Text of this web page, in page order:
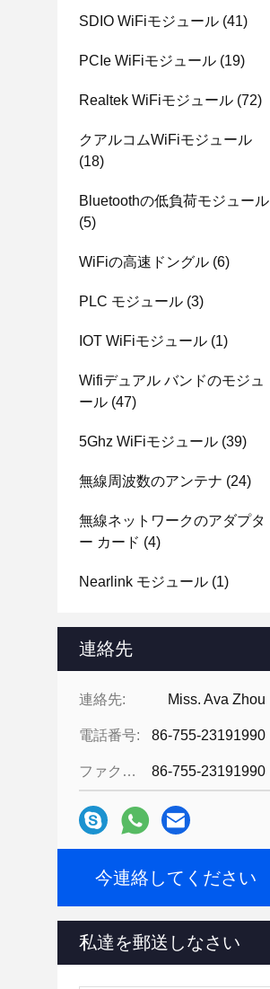
SDIO WiFiモジュール (41)
PCIe WiFiモジュール (19)
Realtek WiFiモジュール (72)
クアルコムWiFiモジュール
(18)
Bluetoothの低負荷モジュール
(5)
WiFiの高速ドングル (6)
PLC モジュール (3)
IOT WiFiモジュール (1)
Wifiデュアル バンドのモジュ
ール (47)
5Ghz WiFiモジュール (39)
無線周波数のアンテナ (24)
無線ネットワークのアダプタ
ー カード (4)
Nearlink モジュール (1)
連絡先
連絡先: Miss. Ava Zhou
電話番号: 86-755-23191990
ファクシミリ: 86-755-23191990
今連絡してください
私達を郵送しなさい